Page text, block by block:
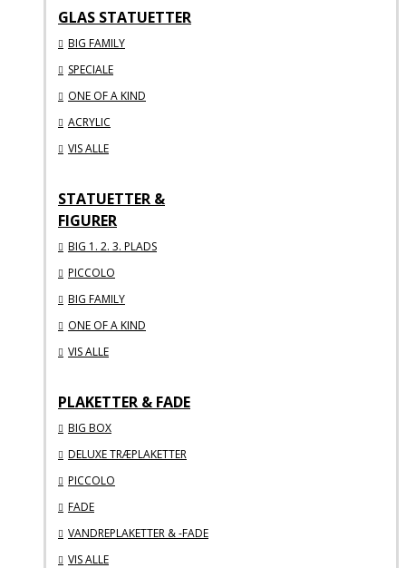
GLAS STATUETTER
BIG FAMILY
SPECIALE
ONE OF A KIND
ACRYLIC
VIS ALLE
STATUETTER &
FIGURER
BIG 1. 2. 3. PLADS
PICCOLO
BIG FAMILY
ONE OF A KIND
VIS ALLE
PLAKETTER & FADE
BIG BOX
DELUXE TRÆPLAKETTER
PICCOLO
FADE
VANDREPLAKETTER & -FADE
VIS ALLE